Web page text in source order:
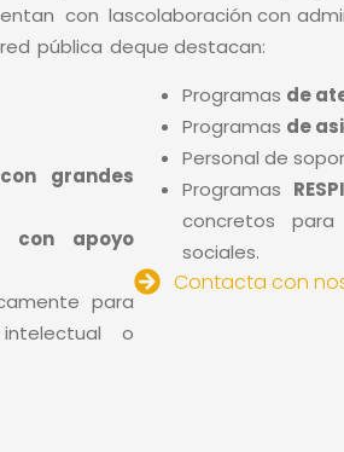
con las
pública de
grandes
con apoyo
para
o
colaboración con
que destacan:
Programas de
Programas de
Personal de
Programas
concretos
sociales.
Contacta con